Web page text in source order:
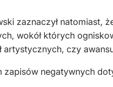
zaznaczył natomiast,
wokół których
artystycznych, czy
negatywnych